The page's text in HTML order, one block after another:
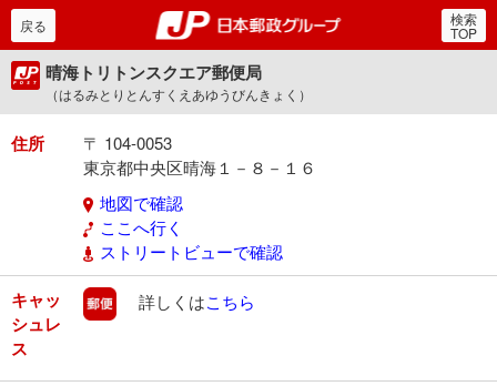
郵便局・日本郵政グルー
戻る 検索
TOP
晴海トリトンスクエア郵便局
（はるみとりとんすくえあゆうびんきょく）
住所
〒 104-0053
東京都中央区晴海１－８－１６
地図で確認
ここへ行く
ストリートビューで確認
キャッ
シュレ
ス
郵便
詳しくはこちら